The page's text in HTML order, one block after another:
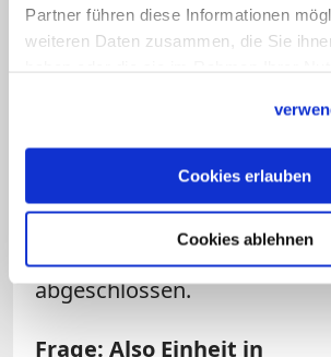
Partner führen diese Informationen
weiteren Daten zusammen, die Sie
Cookies erlauben
Cookies ablehnen
Luther vehement kritisiert,
wissen. Jetzt sind wir aber
anders ausdrücken, meinen
wesentlich
es nur verschiedene
Diesen Prozess muss man
vorantreiben. Der ist noch
abgeschlossen.
Frage: Also Einheit in